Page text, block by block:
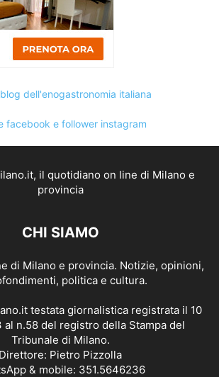
CHI SIAMO
di Milano e provincia. Notizie, opinioni,
politica e cultura.
testata giornalistica registrata il 10
al n.58 del registro della Stampa del
Tribunale di Milano.
Direttore: Pietro Pizzolla
& mobile: 351.5646236